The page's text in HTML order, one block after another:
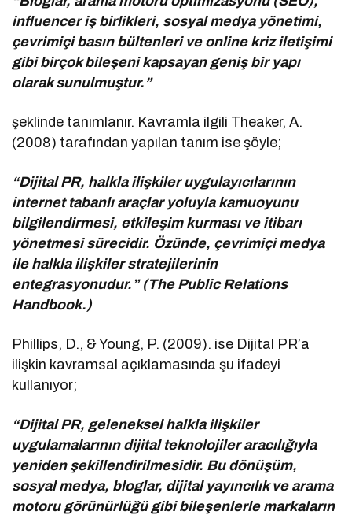
influencer iş birlikleri, sosyal medya yönetimi,
çevrimiçi basın bültenleri ve online kriz iletişimi
gibi birçok bileşeni kapsayan geniş bir yapı
olarak sunulmuştur.”
şeklinde tanımlanır. Kavramla ilgili Theaker, A.
(2008) tarafından yapılan tanım ise şöyle;
“Dijital PR, halkla ilişkiler uygulayıcılarının
internet tabanlı araçlar yoluyla kamuoyunu
bilgilendirmesi, etkileşim kurması ve itibarı
yönetmesi sürecidir. Özünde, çevrimiçi medya
ile halkla ilişkiler stratejilerinin
entegrasyonudur.” (The Public Relations
Handbook.)
Phillips, D., & Young, P. (2009). ise Dijital PR’a
ilişkin kavramsal açıklamasında şu ifadeyi
kullanıyor;
“Dijital PR, geleneksel halkla ilişkiler
uygulamalarının dijital teknolojiler aracılığıyla
yeniden şekillendirilmesidir. Bu dönüşüm,
sosyal medya, bloglar, dijital yayıncılık ve arama
motoru görünürlüğü gibi bileşenlerle markaların